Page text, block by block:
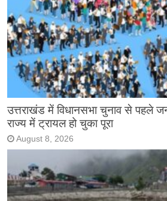
उत्तराखंड में विधानसभा चुनाव से पहले
राज्य में ट्रायल हो चुका पूरा
August 8, 2026